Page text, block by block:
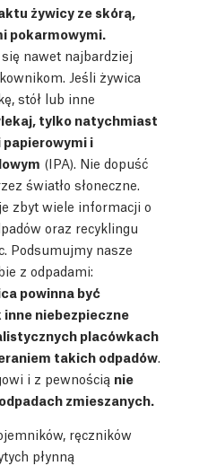
żywicy ze skórą,
pokarmowymi.
nawet najbardziej
Jeśli żywica
stół lub inne
tylko natychmiast
i
(IPA). Nie dopuść
światło słoneczne.
zbyt wiele informacji o
oraz recyklingu
Podsumujmy nasze
z odpadami:
powinna być
niebezpieczne
placówkach
takich odpadów
i z pewnością nie
zmieszanych.
ręczników
płynną